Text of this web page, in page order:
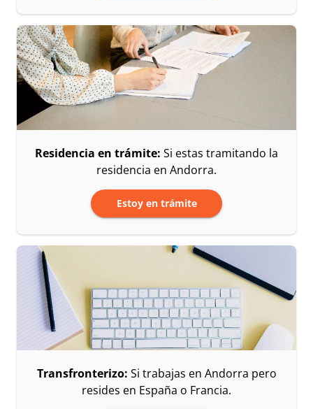
Residencia en trámite: Si estas tramitando la
residencia en Andorra.
Estoy en trámite
Transfronterizo: Si trabajas en Andorra pero
resides en España o Francia.